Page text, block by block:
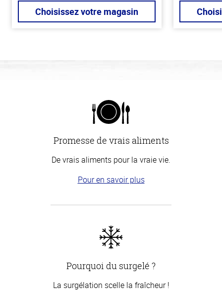
Choisissez votre magasin
Promesse de vrais aliments
De vrais aliments pour la vraie vie.
Pour en savoir plus
Pourquoi du surgelé ?
La surgélation scelle la fraîcheur !